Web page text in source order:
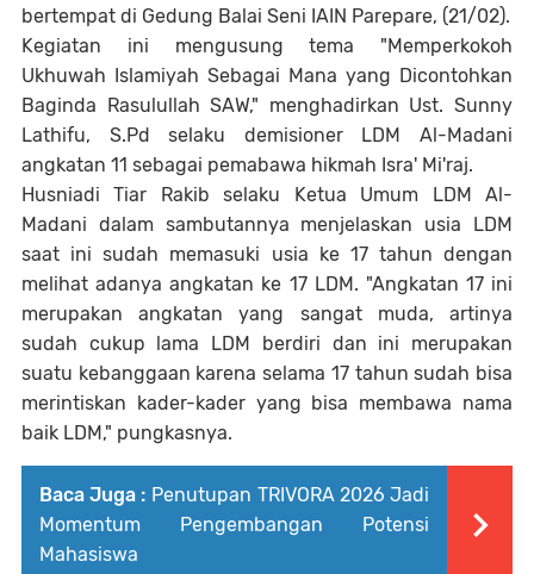
bertempat di Gedung Balai Seni IAIN Parepare, (21/02).
Kegiatan ini mengusung tema "Memperkokoh
Ukhuwah Islamiyah Sebagai Mana yang Dicontohkan
Baginda Rasulullah SAW," menghadirkan Ust. Sunny
Lathifu, S.Pd selaku demisioner LDM Al-Madani
angkatan 11 sebagai pemabawa hikmah Isra' Mi'raj.
Husniadi Tiar Rakib selaku Ketua Umum LDM Al-
Madani dalam sambutannya menjelaskan usia LDM
saat ini sudah memasuki usia ke 17 tahun dengan
melihat adanya angkatan ke 17 LDM. "Angkatan 17 ini
merupakan angkatan yang sangat muda, artinya
sudah cukup lama LDM berdiri dan ini merupakan
suatu kebanggaan karena selama 17 tahun sudah bisa
merintiskan kader-kader yang bisa membawa nama
baik LDM," pungkasnya.
Baca Juga : Penutupan TRIVORA 2026 Jadi
Momentum Pengembangan Potensi
Mahasiswa